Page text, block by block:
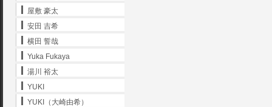
屋敷 豪太
安田 吉希
横田 誓哉
Yuka Fukaya
湯川 裕太
YUKI
YUKI（大崎由希）